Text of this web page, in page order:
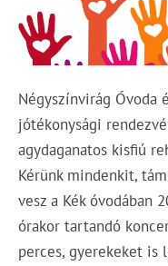
Négyszínvirág Óvoda
jótékonysági
agydaganatos kisfiú
Kérünk mindenkit,
vesz a Kék óvodában
órakor tartandó
perces, gyerekeket is